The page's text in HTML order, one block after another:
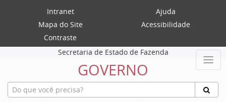
Intranet
Ajuda
Mapa do Site
Acessibilidade
Contraste
Secretaria de Estado de Fazenda
GOVERNO